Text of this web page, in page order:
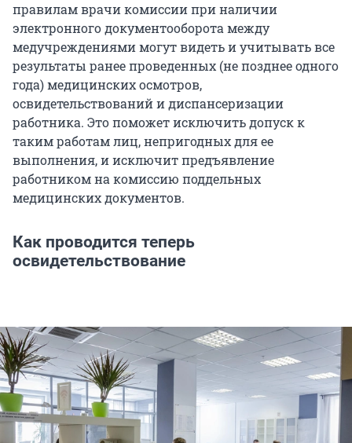
правилам врачи комиссии при наличии
электронного документооборота между
медучреждениями могут видеть и учитывать все
результаты ранее проведенных (не позднее одного
года) медицинских осмотров,
освидетельствований и диспансеризации
работника. Это поможет исключить допуск к
таким работам лиц, непригодных для ее
выполнения, и исключит предъявление
работником на комиссию поддельных
медицинских документов.
Как проводится теперь
освидетельствование